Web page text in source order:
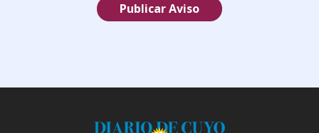
Publicar Aviso